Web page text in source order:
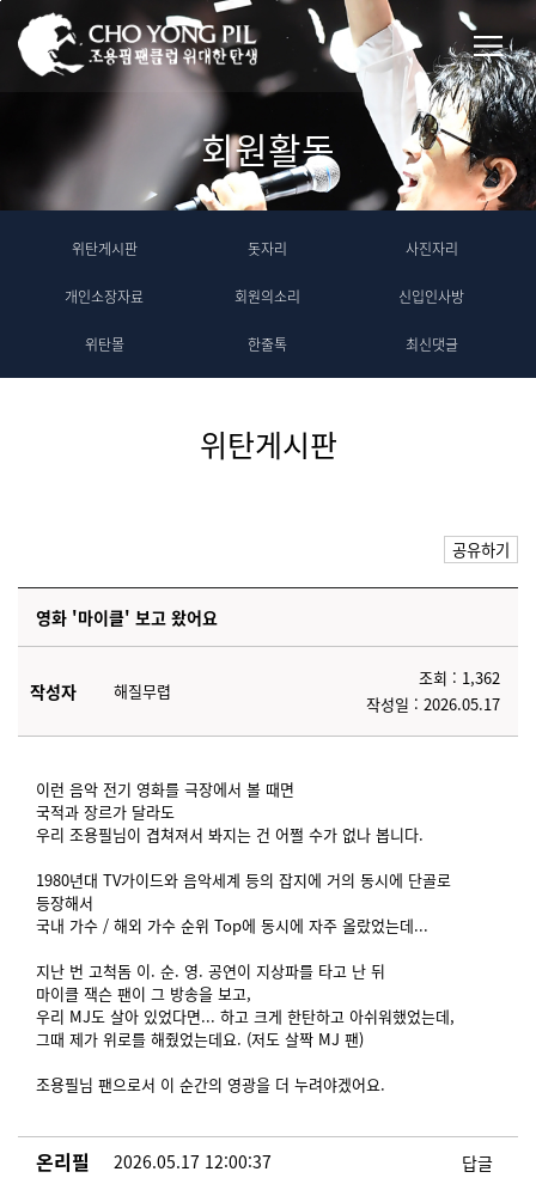
회원활동
위탄게시판 돗자리 사진자리
개인소장자료 회원의소리 신입인사방
위탄몰 한줄톡 최신댓글
위탄게시판
공유하기
영화 '마이클' 보고 왔어요
작성자 해질무렵
조회 : 1,362
작성일 : 2026.05.17
이런 음악 전기 영화를 극장에서 볼 때면
국적과 장르가 달라도
우리 조용필님이 겹쳐져서 봐지는 건 어쩔 수가 없나 봅니다.
1980년대 TV가이드와 음악세계 등의 잡지에 거의 동시에 단골로
등장해서
국내 가수 / 해외 가수 순위 Top에 동시에 자주 올랐었는데...
지난 번 고척돔 이. 순. 영. 공연이 지상파를 타고 난 뒤
마이클 잭슨 팬이 그 방송을 보고,
우리 MJ도 살아 있었다면... 하고 크게 한탄하고 아쉬워했었는데,
그때 제가 위로를 해줬었는데요. (저도 살짝 MJ 팬)
조용필님 팬으로서 이 순간의 영광을 더 누려야겠어요.
온리필 2026.05.17 12:00:37
답글